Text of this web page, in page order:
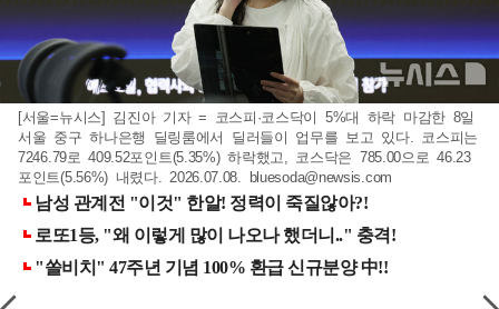
[서울=뉴시스] 김진아 기자 = 코스피·코스닥이 5%대 하락 마감한 8일
서울 중구 하나은행 딜링룸에서 딜러들이 업무를 보고 있다. 코스피는
7246.79로 409.52포인트(5.35%) 하락했고, 코스닥은 785.00으로 46.23
포인트(5.56%) 내렸다. 2026.07.08.
bluesoda@newsis.com